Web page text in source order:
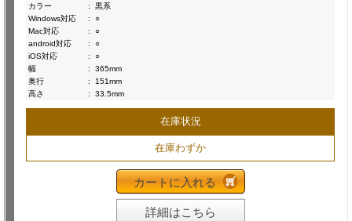
カラー
:
黒系
Windows対応
:
○
Mac対応
:
○
android対応
:
○
iOS対応
:
○
幅
:
365mm
奥行
:
151mm
高さ
: 33.5mm
在庫状況
在庫わずか
カートに入れる
詳細はこちら